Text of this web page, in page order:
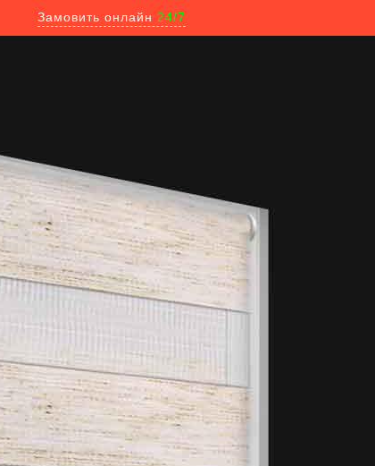
Замовить онлайн 24/7